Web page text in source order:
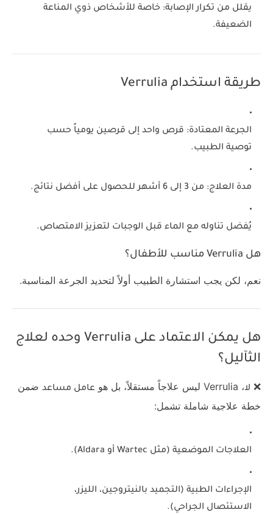
يقلل من تكرار الإصابة: خاصة للأشخاص ذوي المناعة
الضعيفة.
طريقة استخدام Verrulia
الجرعة المعتادة: قرص واحد إلى قرصين يومياً حسب
توصية الطبيب.
مدة العلاج: من 3 إلى 6 أشهر للحصول على أفضل نتائج.
يُفضل تناوله مع الماء قبل الوجبات لتعزيز الامتصاص.
هل Verrulia مناسب للأطفال؟
نعم، لكن يجب استشارة الطبيب أولاً لتحديد الجرعة المناسبة.
هل يمكن الاعتماد على Verrulia وحده لعلاج
الثآليل؟
❌ لا، Verrulia ليس علاجاً مستقلاً، بل هو عامل مساعد ضمن
خطة علاجية شاملة تشمل:
العلاجات الموضعية (مثل Wartec أو Aldara).
الإجراءات الطبية (التجميد بالنيتروجين، الليزر،
الاستئصال الجراحي).